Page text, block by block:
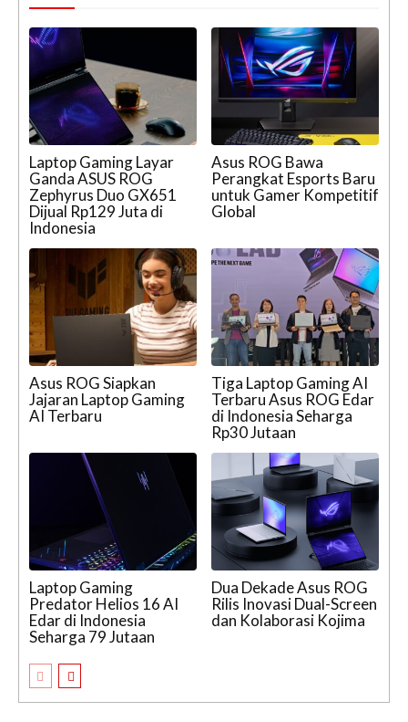
Laptop Gaming Layar
Ganda ASUS ROG
Zephyrus Duo GX651
Dijual Rp129 Juta di
Indonesia
Asus ROG Bawa
Perangkat Esports Baru
untuk Gamer Kompetitif
Global
Asus ROG Siapkan
Jajaran Laptop Gaming
AI Terbaru
Tiga Laptop Gaming AI
Terbaru Asus ROG Edar
di Indonesia Seharga
Rp30 Jutaan
Laptop Gaming
Predator Helios 16 AI
Edar di Indonesia
Seharga 79 Jutaan
Dua Dekade Asus ROG
Rilis Inovasi Dual-Screen
dan Kolaborasi Kojima